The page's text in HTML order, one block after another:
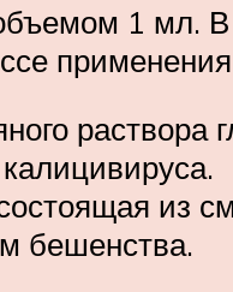
1 мл.
раствора
из
бешенства.